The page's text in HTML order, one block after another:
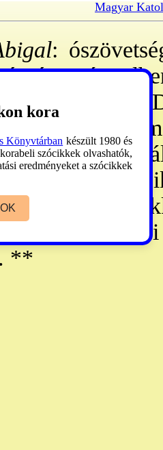
Magyar
:
férje és
Dávidban a
42). Férje
(
),
a
István
**
kora
Könyvtárban készült 1980 és
szócikkek olvashatók,
eredményeket a szócikkek
OK